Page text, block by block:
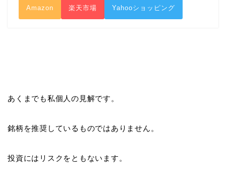
Amazon 楽天市場 Yahooショッピング
あくまでも私個人の見解です。
銘柄を推奨しているものではありません。
投資にはリスクをともないます。